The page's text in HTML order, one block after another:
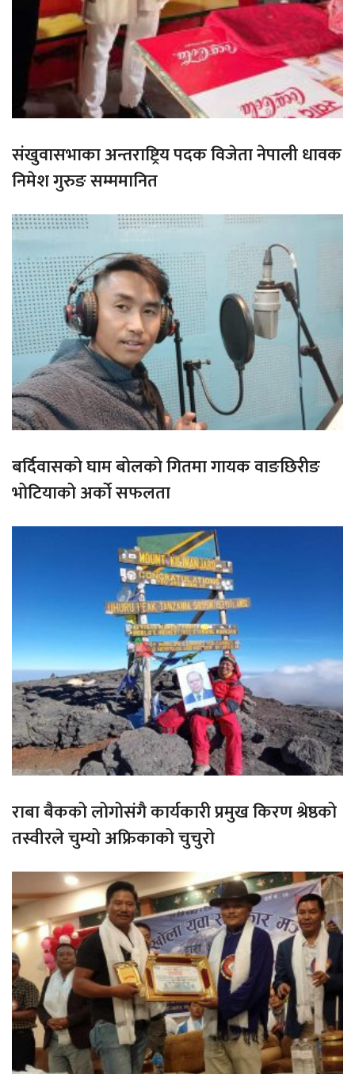
संखुवासभाका अन्तराष्ट्रिय पदक विजेता नेपाली धावक
निमेश गुरुङ सम्ममानित
बर्दिवासको घाम बोलको गितमा गायक वाङछिरीङ
भोटियाको अर्को सफलता
राबा बैकको लोगोसंगै कार्यकारी प्रमुख किरण श्रेष्ठको
तस्वीरले चुम्यो अफ्रिकाको चुचुरो